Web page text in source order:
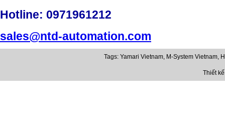
Hotline: 0971961212
sales@ntd-automation.com
Tags: Yamari Vietnam, M-System Vietnam,
Thiết